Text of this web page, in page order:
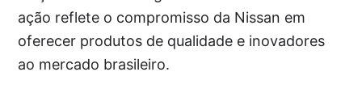
ação reflete o compromisso da Nissan em
oferecer produtos de qualidade e inovadores
ao mercado brasileiro.